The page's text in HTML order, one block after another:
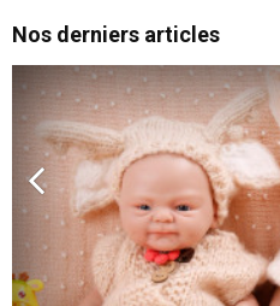
Nos derniers articles